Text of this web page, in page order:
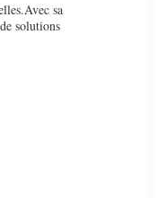
sa
solutions